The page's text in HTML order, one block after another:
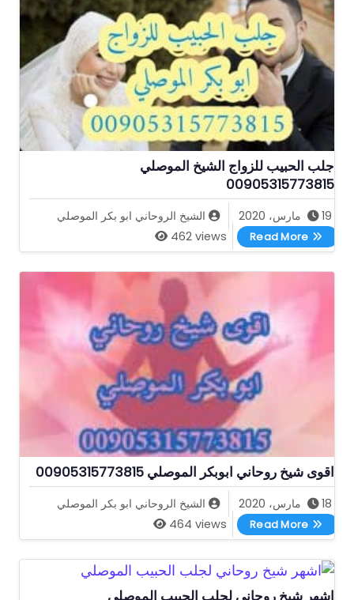
جلب الحبيب للزواج الشيخ الموصلي
00905315773815
19 مارس، 2020
الشيخ الروحاني ابو بكر الموصلي
462 views
Read More
جلب الحبيب للزواج الشيخ الموصلي 00905315773815
اقوى شيخ روحاني ابوبكر الموصلي 00905315773815
18 مارس، 2020
الشيخ الروحاني ابو بكر الموصلي
464 views
Read More
اقوى شيخ روحاني ابوبكر الموصلي 00905315773815